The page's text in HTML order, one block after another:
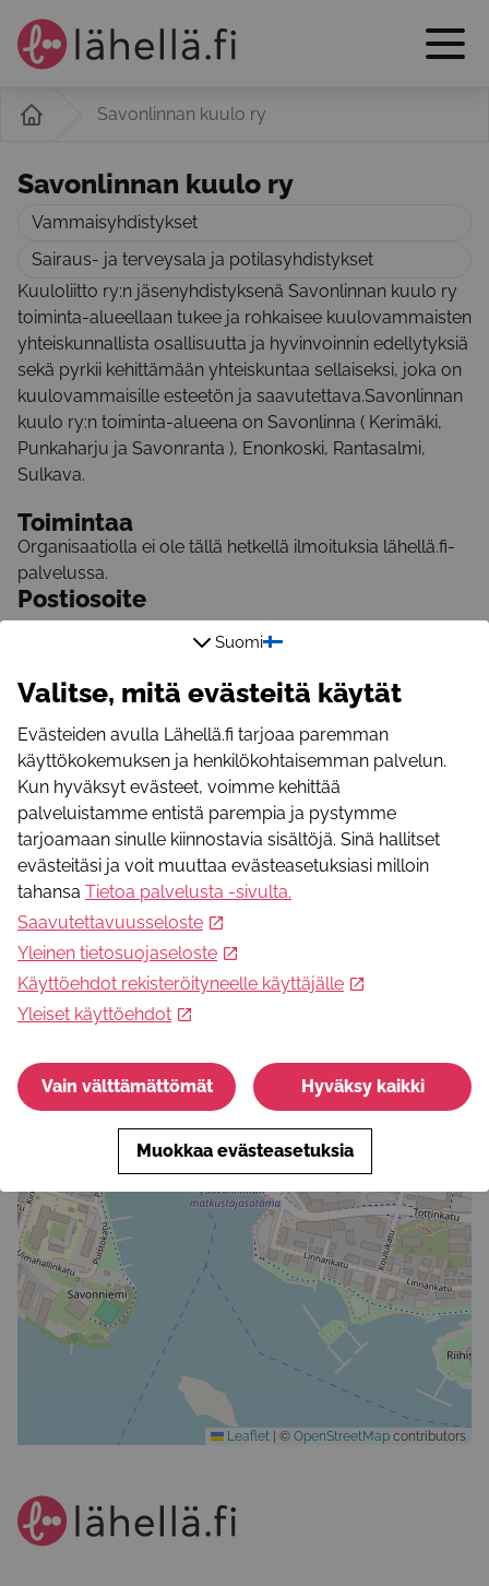
Savonlinnan kuulo ry
Savonlinnan kuulo ry
Vammaisyhdistykset
Sairaus- ja terveysala ja potilasyhdistykset
Kuuloliitto ry:n jäsenyhdistyksenä Savonlinnan kuulo ry
toiminta-alueellaan tukee ja rohkaisee kuulovammaisten
yhteiskunnallista osallisuutta ja hyvinvoinnin edellytyksiä
sekä pyrkii kehittämään yhteiskuntaa sellaiseksi, joka on
kuulovammaisille esteetön ja saavutettava.Savonlinnan
kuulo ry:n toiminta-alueena on Savonlinna ( Kerimäki,
Punkaharju ja Savonranta ), Enonkoski, Rantasalmi,
Sulkava.
Toimintaa
Organisaatiolla ei ole tällä hetkellä ilmoituksia lähellä.fi-
palvelussa.
Postiosoite
T
Etelä-Savo
Sähköpostiosoite
hannele.juuti@gmail.com
+
−
Leaflet © OpenStreetMap contributors
Suomi
Valitse, mitä evästeitä käytät
Evästeiden avulla Lähellä.fi tarjoaa paremman
käyttökokemuksen ja henkilökohtaisemman palvelun.
Kun hyväksyt evästeet, voimme kehittää
palveluistamme entistä parempia ja pystymme
tarjoamaan sinulle kiinnostavia sisältöjä. Sinä hallitset
evästeitäsi ja voit muuttaa evästeasetuksiasi milloin
tahansa Tietoa palvelusta -sivulta.
Saavutettavuusseloste
Yleinen tietosuojaseloste
Käyttöehdot rekisteröityneelle käyttäjälle
Yleiset käyttöehdot
Vain välttämättömät Hyväksy kaikki
Muokkaa evästeasetuksia